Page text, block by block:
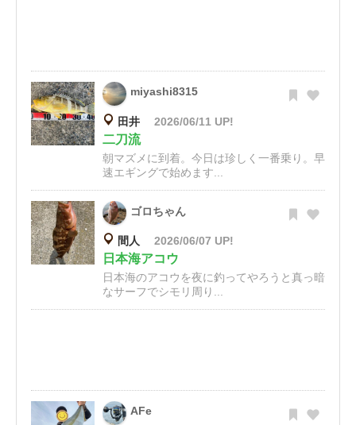
miyashi8315
田井 2026/06/11 UP!
二刀流
朝マズメに到着。今日は珍しく一番乗り。早
速エギングで始めます...
ゴロちゃん
間人 2026/06/07 UP!
日本海アコウ
日本海のアコウを夜に釣ってやろうと真っ暗
なサーフでシモリ周り...
AFe